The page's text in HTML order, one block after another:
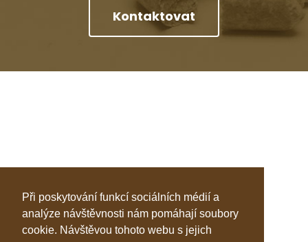
Při poskytování funkcí sociálních médií a
analýze návštěvnosti nám pomáhají soubory
cookie. Návštěvou tohoto webu s jejich
Kontaktovat